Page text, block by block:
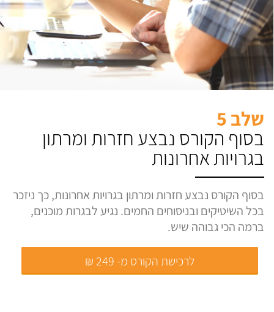
שלב 5
בסוף הקורס נבצע חזרות ומרתון
בגרויות אחרונות
בסוף הקורס נבצע חזרות ומרתון בגרויות אחרונות, כך ניזכר
בכל השיטיקים ובניסוחים החמים. נגיע לבגרות מוכנים,
ברמה הכי גבוהה שיש.
לרכישת הקורס מ- 249 ₪